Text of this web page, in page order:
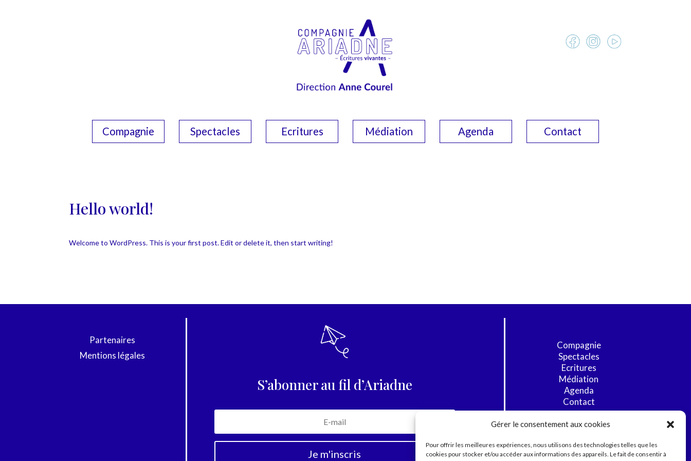
Gérer le consentement aux cookies
Pour offrir les meilleures expériences, nous utilisons des technologies telles que les
cookies pour stocker et/ou accéder aux informations des appareils. Le fait de consentir à
Compagnie Spectacles Ecritures Médiation Agenda Contact
Hello world!
Welcome to WordPress. This is your first post. Edit or delete it, then start writing!
Partenaires
Mentions légales
S’abonner au fil d’Ariadne
Je m'inscris
Compagnie
Spectacles
Ecritures
Médiation
Agenda
Contact